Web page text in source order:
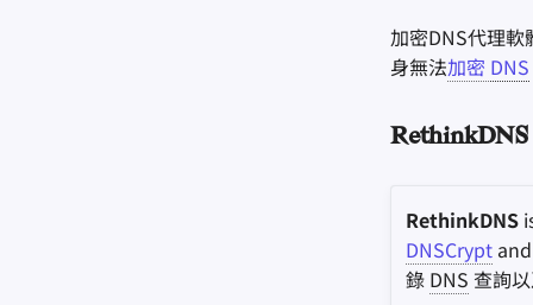
加密DNS代理
身無法加密 DNS
RethinkDNS
RethinkDNS
DNSCrypt
錄 DNS 查詢